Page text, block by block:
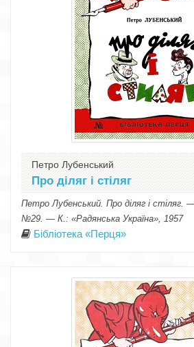
Петро Лубенський
Про діляг і стіляг
Петро Лубенський. Про діляг і стіляг.
№29. — К.: «Радянська Україна», 1957
Бібліотека «Перця»